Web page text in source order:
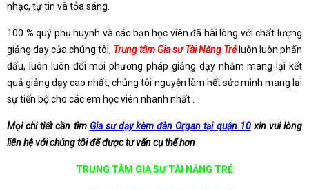
nhạc, tự tin và tỏa sáng.
100 % quý phụ huynh và các bạn học viên đã hài lòng với chất lượng
giảng dạy của chúng tôi, Trung tâm Gia sư Tài Năng Trẻ luôn luôn phấn
đấu, luôn luôn đổi mới phương pháp giảng dạy nhằm mang lại kết
quả giảng dạy cao nhất, chúng tôi nguyện làm hết sức mình mang lại
sự tiến bộ cho các em học viên nhanh nhất .
Mọi chi tiết cần tìm Gia sư dạy kèm đàn Organ tại quận 10xin vui lòng
liên hệ với chúng tôi để được tư vấn cụ thể hơn
TRUNG TÂM GIA SƯ TÀI NĂNG TRẺ